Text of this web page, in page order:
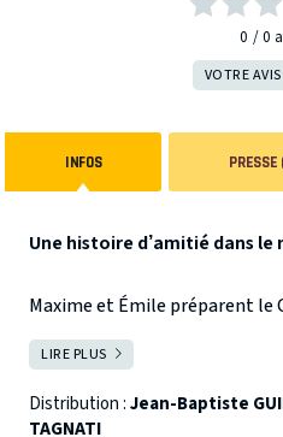
0 0
VOTRE AVIS
INFOS PRESSE
Une histoire d’amitié dans
Maxime et Émile préparent le
nerveux et le grand timide, le
bourge. Ils ont 15 ans, tout les
devenir inséparables. Leur
amical, une bulle qui aide à
LIRE PLUS
Distribution :Jean-Baptiste
TAGNATI